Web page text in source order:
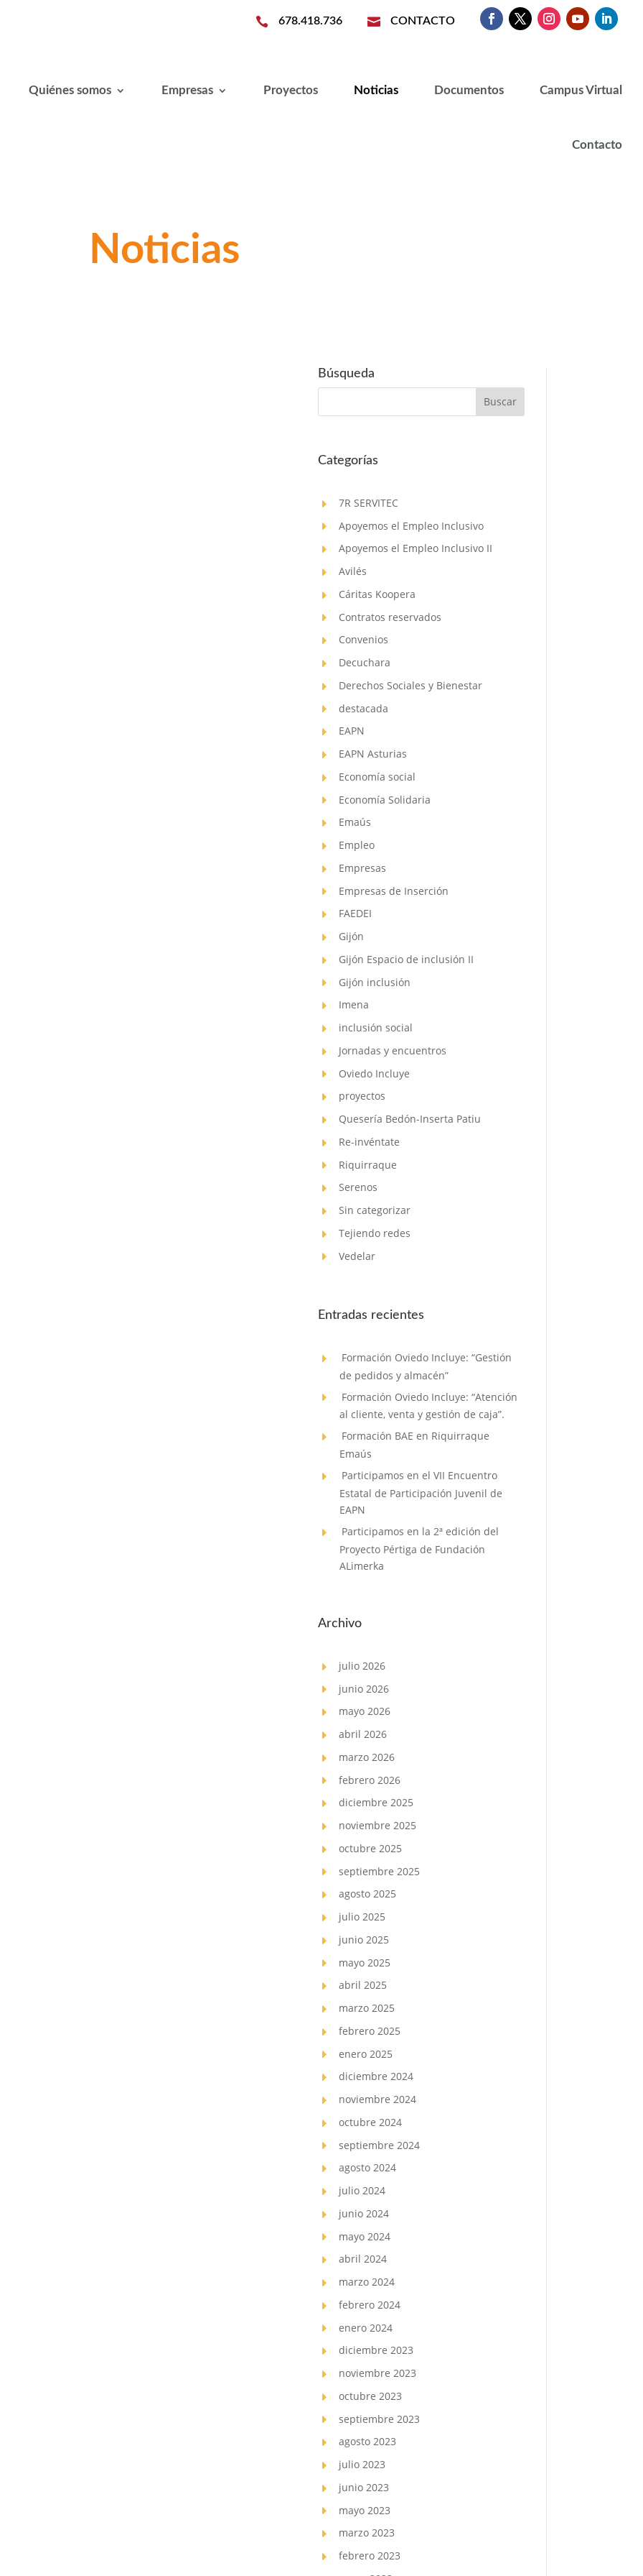
 678.418.736  CONTACTO
Quiénes somos Empresas Proyectos Noticias Documentos Campus Virtual
Contacto
Noticias
Búsqueda
Categorías
7R SERVITEC
Apoyemos el Empleo Inclusivo
Apoyemos el Empleo Inclusivo II
Avilés
Cáritas Koopera
Contratos reservados
Convenios
Decuchara
Derechos Sociales y Bienestar
destacada
EAPN
EAPN Asturias
Economía social
Economía Solidaria
Emaús
Empleo
Empresas
Empresas de Inserción
FAEDEI
Gijón
Gijón Espacio de inclusión II
Gijón inclusión
Imena
inclusión social
Jornadas y encuentros
Oviedo Incluye
proyectos
Quesería Bedón-Inserta Patiu
Re-invéntate
Riquirraque
Serenos
Sin categorizar
Tejiendo redes
Vedelar
Entradas recientes
Formación Oviedo Incluye: “Gestión
de pedidos y almacén”
Formación Oviedo Incluye: “Atención
al cliente, venta y gestión de caja”.
Formación BAE en Riquirraque
Emaús
Participamos en el VII Encuentro
Estatal de Participación Juvenil de
EAPN
Participamos en la 2ª edición del
Proyecto Pértiga de Fundación
ALimerka
Archivo
julio 2026
junio 2026
mayo 2026
abril 2026
marzo 2026
febrero 2026
diciembre 2025
noviembre 2025
octubre 2025
septiembre 2025
agosto 2025
julio 2025
junio 2025
mayo 2025
abril 2025
marzo 2025
febrero 2025
enero 2025
diciembre 2024
noviembre 2024
octubre 2024
septiembre 2024
agosto 2024
julio 2024
junio 2024
mayo 2024
abril 2024
marzo 2024
febrero 2024
enero 2024
diciembre 2023
noviembre 2023
octubre 2023
septiembre 2023
agosto 2023
julio 2023
junio 2023
mayo 2023
marzo 2023
febrero 2023